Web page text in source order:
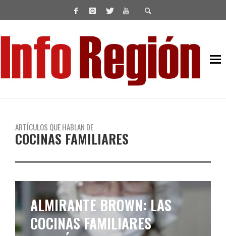
ARTÍCULOS QUE HABLAN DE
COCINAS FAMILIARES
ALMIRANTE BROWN: LAS
COCINAS FAMILIARES